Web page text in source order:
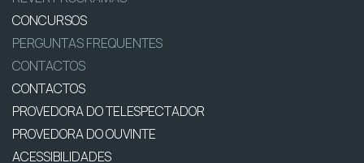
CONCURSOS
PERGUNTAS FREQUENTES
CONTACTOS
CONTACTOS
PROVEDORA DO TELESPECTADOR
PROVEDORA DO OUVINTE
ACESSIBILIDADES